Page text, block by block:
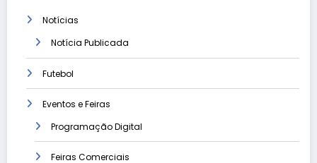
Notícias
Notícia Publicada
Futebol
Eventos e Feiras
Programação Digital
Feiras Comerciais